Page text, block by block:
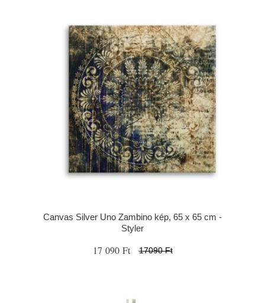
Canvas Silver Uno Zambino kép, 65 x 65 cm -
Styler
17 090 Ft 17090 Ft